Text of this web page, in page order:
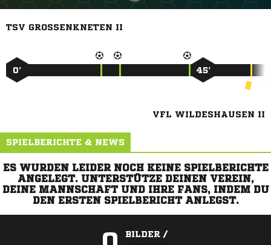
TSV GROSSENKNETEN II
0’ 45’
VFL WILDESHAUSEN II
SPIELBERICHTE & NEWS
ES WURDEN LEIDER NOCH KEINE SPIELBERICHTE
ANGELEGT. UNTERSTÜTZE DEINEN VEREIN,
DEINE MANNSCHAFT UND IHRE FANS, INDEM DU
DEN ERSTEN SPIELBERICHT ANLEGST.
BILDER /